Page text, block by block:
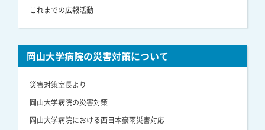
これまでの広報活動
岡山大学病院の災害対策について
災害対策室長より
岡山大学病院の災害対策
岡山大学病院における西日本豪雨災害対応